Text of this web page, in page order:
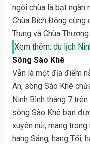
ngôi chùa là bạt ngàn
Chùa Bích Động cũng
Trung và Chùa Thượng.
Xem thêm: du lịch
Sông Sào Khê
Vẫn là một địa điểm
An, sông Sào Khê
Ninh Bình tháng 7
sông Sào Khê bạn
xuyên núi, mang
hang Sáng, hang Tối,